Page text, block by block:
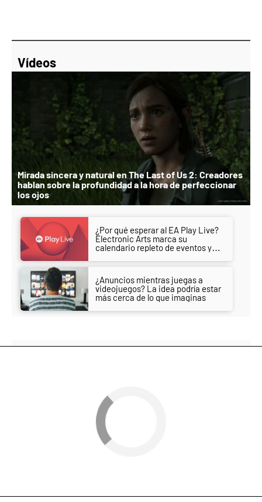
Vídeos
Mirada sincera y natural en The Last of Us 2: Creadores
hablan sobre la profundidad a la hora de perfeccionar
los ojos
¿Por qué esperar al EA Play Live?
Electronic Arts marca su
calendario repleto de eventos y
¿Anuncios mientras juegas a
videojuegos? La idea podría estar
más cerca de lo que imaginas